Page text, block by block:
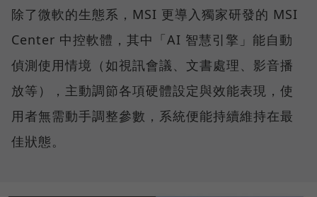
除了微軟的生態系，MSI 更導入獨家研發的 MSI
Center 中控軟體，其中「AI 智慧引擎」能自動
偵測使用情境（如視訊會議、文書處理、影音播
放等），主動調節各項硬體設定與效能表現，使
用者無需動手調整參數，系統便能持續維持在最
佳狀態。